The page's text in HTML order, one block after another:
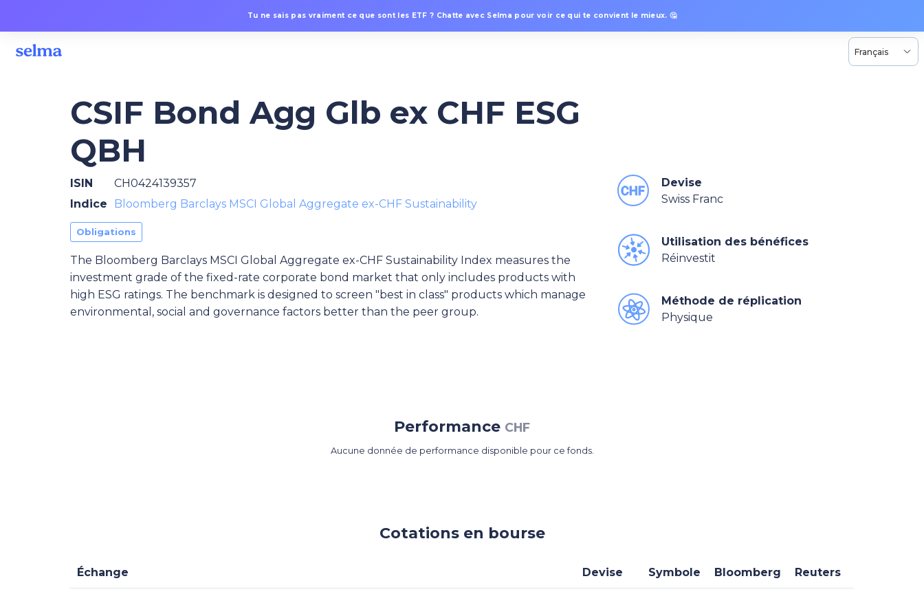
Tu ne sais pas vraiment ce que sont les ETF ? Chatte avec Selma pour voir ce qui te convient le mieux. 🤔
Français
CSIF Bond Agg Glb ex CHF ESG
QBH
ISIN
CH0424139357
Indice
Bloomberg Barclays MSCI Global Aggregate ex-CHF Sustainability
Obligations
The Bloomberg Barclays MSCI Global Aggregate ex-CHF Sustainability Index measures the
investment grade of the fixed-rate corporate bond market that only includes products with
high ESG ratings. The benchmark is designed to screen "best in class" products which manage
environmental, social and governance factors better than the peer group.
Devise
Swiss Franc
Utilisation des bénéfices
Réinvestit
Méthode de réplication
Physique
Performance CHF
Aucune donnée de performance disponible pour ce fonds.
Cotations en bourse
Échange Devise Symbole Bloomberg Reuters